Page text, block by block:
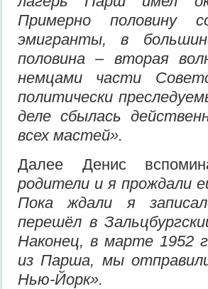
Примерно половину
эмигранты, в
половина – вторая
немцами части
политически
деле сбылась
всех мастей».
Далее Денис
родители и я прождали
Пока ждали я
перешёл в
Наконец, в марте 1952
из Парша, мы
Нью-Йорк».